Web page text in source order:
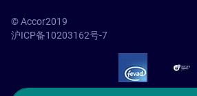
© Accor2019
沪ICP备10203162号-7